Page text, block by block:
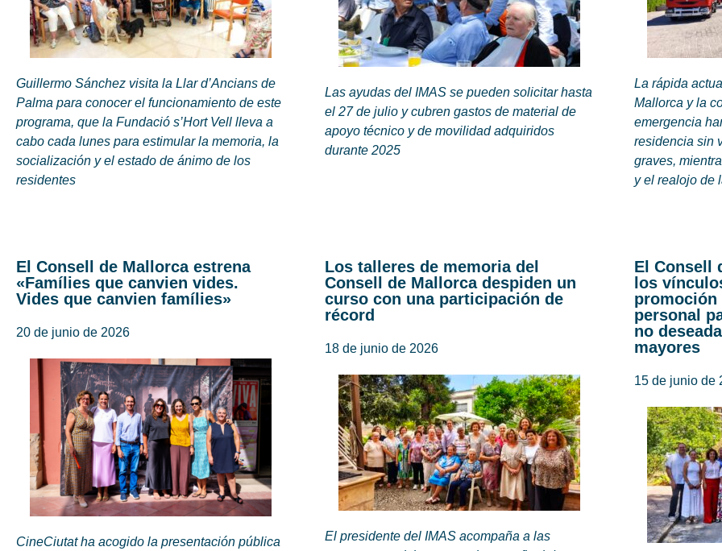
Guillermo Sánchez visita la Llar d’Ancians de
Palma para conocer el funcionamiento de este
programa, que la Fundació s’Hort Vell lleva a
cabo cada lunes para estimular la memoria, la
socialización y el estado de ánimo de los
residentes
Las ayudas del IMAS se pueden solicitar hasta
el 27 de julio y cubren gastos de material de
apoyo técnico y de movilidad adquiridos
durante 2025
La rápida
Mallorca y la
emergencia
residencia sin
graves,
y el realojo de
El Consell de Mallorca estrena
«Famílies que canvien vides.
Vides que canvien famílies»
20 de junio de 2026
CineCiutat ha acogido la presentación pública
Los talleres de memoria del
Consell de Mallorca despiden un
curso con una participación de
récord
18 de junio de 2026
El presidente del IMAS acompaña a las
El Consell
los
promoción
personal
no
mayores
15 de junio de